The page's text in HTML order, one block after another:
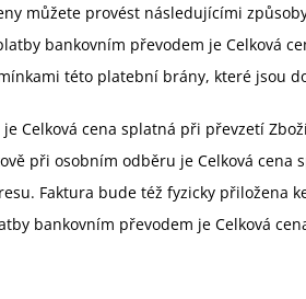
můžete provést následujícími
bankovním převodem je Celková
této platební brány, které jsou
Celková cena splatná při převzetí
při osobním odběru je Celková cena
Faktura bude též fyzicky přiložena
bankovním převodem je Celková